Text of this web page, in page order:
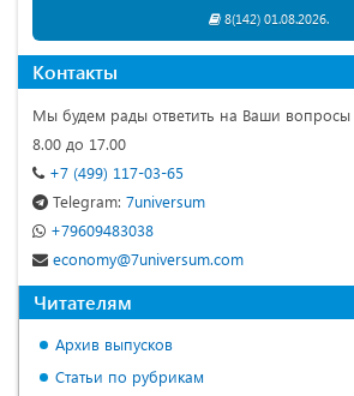
8(142) 01.08.2026.
Контакты
Мы будем рады ответить на Ваши
8.00 до 17.00
+7 (499) 117-03-65
Telegram: 7universum
+79609483038
economy@7universum.com
Читателям
Архив выпусков
Статьи по рубрикам